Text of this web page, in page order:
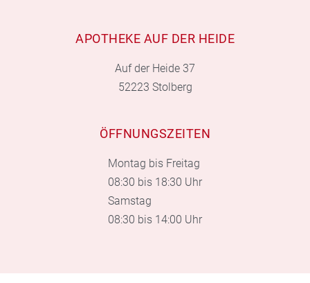
APOTHEKE AUF DER HEIDE
Auf der Heide 37
52223 Stolberg
ÖFFNUNGSZEITEN
Montag bis Freitag
08:30 bis 18:30 Uhr
Samstag
08:30 bis 14:00 Uhr